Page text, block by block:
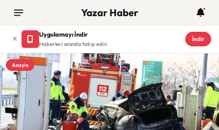
Yazar Haber
Uygulamayı İndir
Haberleri anında takip edin
İndir
Asayis